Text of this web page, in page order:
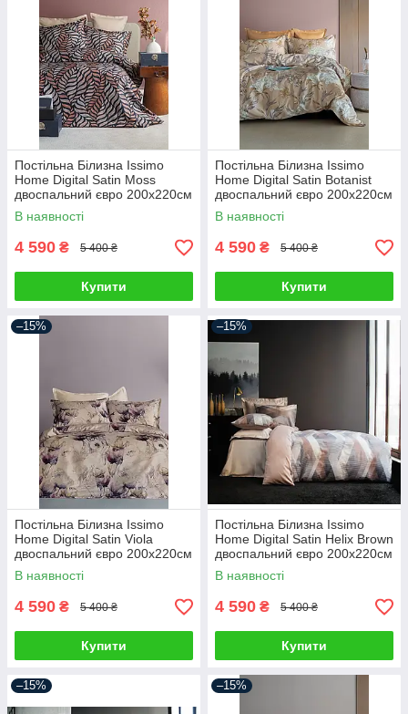
Постільна Білизна Issimo
Home Digital Satin Moss
двоспальний євро 200х220см
В наявності
4 590 ₴ 5 400 ₴
Купити
Постільна Білизна Issimo
Home Digital Satin Botanist
двоспальний євро 200х220см
В наявності
4 590 ₴ 5 400 ₴
Купити
–15%
Постільна Білизна Issimo
Home Digital Satin Viola
двоспальний євро 200х220см
В наявності
4 590 ₴ 5 400 ₴
Купити
–15%
Постільна Білизна Issimo
Home Digital Satin Helix Brown
двоспальний євро 200х220см
В наявності
4 590 ₴ 5 400 ₴
Купити
–15% –15%